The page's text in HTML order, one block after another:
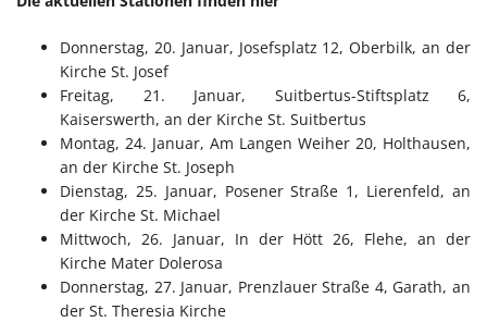
Donnerstag, 20. Januar, Josefsplatz 12, Oberbilk, an der
Kirche St. Josef
Freitag, 21. Januar, Suitbertus-Stiftsplatz 6,
Kaiserswerth, an der Kirche St. Suitbertus
Montag, 24. Januar, Am Langen Weiher 20, Holthausen,
an der Kirche St. Joseph
Dienstag, 25. Januar, Posener Straße 1, Lierenfeld, an
der Kirche St. Michael
Mittwoch, 26. Januar, In der Hött 26, Flehe, an der
Kirche Mater Dolerosa
Donnerstag, 27. Januar, Prenzlauer Straße 4, Garath, an
der St. Theresia Kirche